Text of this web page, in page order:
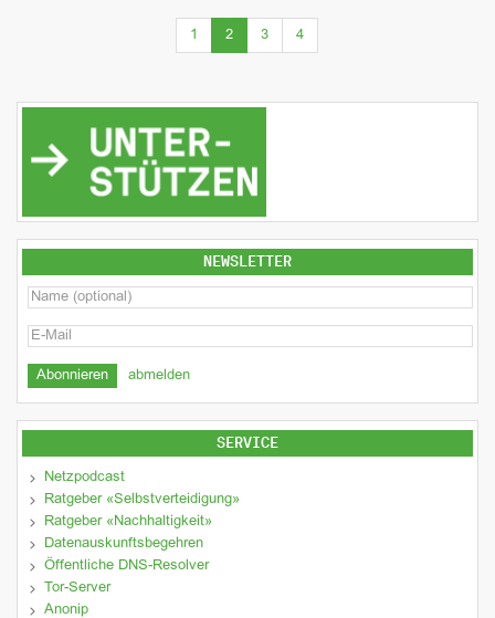
1 2(current)
3 4
NEWSLETTER
abmelden
SERVICE
Netzpodcast
Ratgeber «Selbstverteidigung»
Ratgeber «Nachhaltigkeit»
Datenauskunftsbegehren
Öffentliche DNS-Resolver
Tor-Server
Anonip